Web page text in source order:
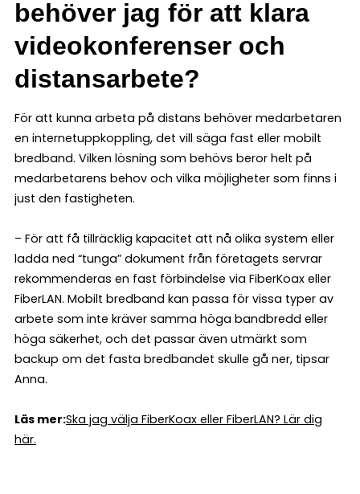
behöver jag för att klara
videokonferenser och
distansarbete?
För att kunna arbeta på distans behöver medarbetaren
en internetuppkoppling, det vill säga fast eller mobilt
bredband. Vilken lösning som behövs beror helt på
medarbetarens behov och vilka möjligheter som finns i
just den fastigheten.
– För att få tillräcklig kapacitet att nå olika system eller
ladda ned “tunga” dokument från företagets servrar
rekommenderas en fast förbindelse via FiberKoax eller
FiberLAN. Mobilt bredband kan passa för vissa typer av
arbete som inte kräver samma höga bandbredd eller
höga säkerhet, och det passar även utmärkt som
backup om det fasta bredbandet skulle gå ner, tipsar
Anna.
Läs mer:Ska jag välja FiberKoax eller FiberLAN? Lär dig
här.